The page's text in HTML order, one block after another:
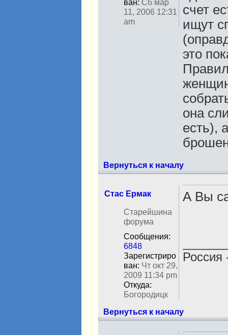
ван: Сб мар
11, 2006 12:31
am
счет
ищут
это
она
есть),
Вернуться к началу
Стас Ермак
Старейшина
форума
Сообщения:
6848
Зарегистриро
ван: Чт окт 29,
2009 11:34 pm
Откуда:
Богородицк
А Вы
Россия
Вернуться к началу